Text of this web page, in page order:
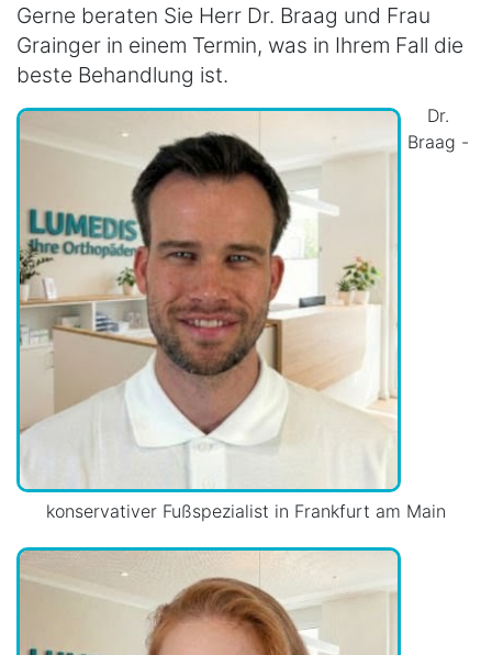
Gerne beraten Sie Herr Dr. Braag und Frau
Grainger in einem Termin, was in Ihrem Fall die
beste Behandlung ist.
Dr.
Braag -
konservativer Fußspezialist in Frankfurt am Main